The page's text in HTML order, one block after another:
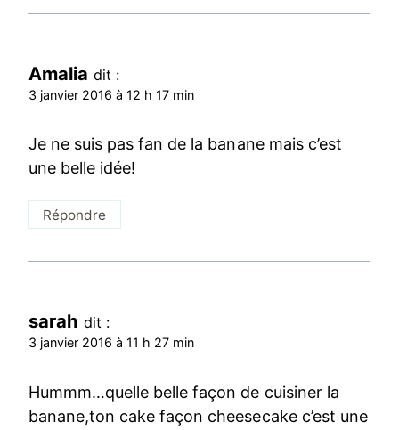
Amalia dit :
3 janvier 2016 à 12 h 17 min
Je ne suis pas fan de la banane mais c’est
une belle idée!
Répondre
sarah dit :
3 janvier 2016 à 11 h 27 min
Hummm…quelle belle façon de cuisiner la
banane,ton cake façon cheesecake c’est une